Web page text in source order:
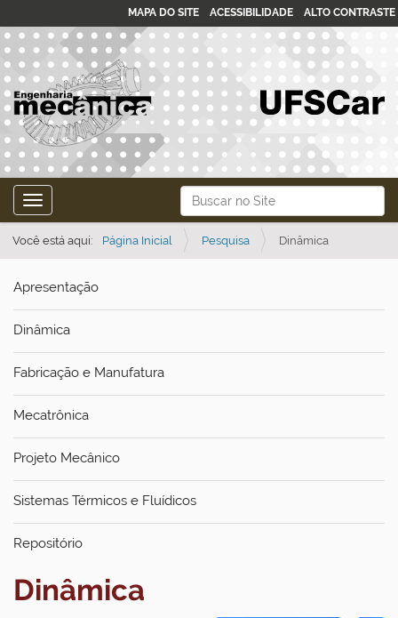
Busca
Busca Avançada…
MAPA DO SITE ACESSIBILIDADE ALTO CONTRASTE
Toggle navigation
Você está aqui: Página Inicial Pesquisa Dinâmica
Apresentação
Dinâmica
Fabricação e Manufatura
Mecatrônica
Projeto Mecânico
Sistemas Térmicos e Fluídicos
Repositório
Dinâmica